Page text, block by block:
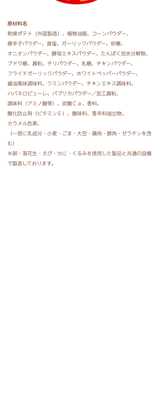
原材料名
乾燥ポテト（外国製造）、 植物油脂、
コーンパウダー、
唐辛子パウダー、 食塩、 ガーリックパウダー、 砂糖、
オニオンパウダー、 酵母エキスパウダー、 たんぱく加水分解物、
ブドウ糖、 澱粉、 チリパウダー、 乳糖、 チキンパウダー、
フライドガーリックパウダー、 ホワイトペッパーパウダー、
醤油風味調味料、 クミンパウダー、 チキンエキス調味料、
ハバネロピューレ、 パプリカパウダー／加工澱粉、
調味料（アミノ酸等）、 炭酸Ｃａ、 香料、
酸化防止剤（ビタミンＥ）、 酸味料、 香辛料抽出物、
カラメル色素、
（一部に乳成分・小麦・ごま・大豆・鶏肉・豚肉・ゼラチンを含
む）
※卵・落花生・えび・かに・くるみを使用した製品と共通の設備
で製造しております。